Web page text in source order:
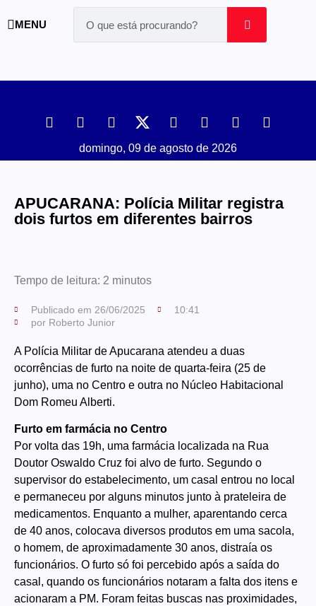
MENU
domingo, 09 de agosto de 2026
APUCARANA: Polícia Militar registra
dois furtos em diferentes bairros
Tempo de leitura: 2 minutos
Publicado em 26/06/2025
10:41
por Roberto Junior
A Polícia Militar de Apucarana atendeu a duas
ocorrências de furto na noite de quarta-feira (25 de
junho), uma no Centro e outra no Núcleo Habitacional
Dom Romeu Alberti.
Furto em farmácia no Centro
Por volta das 19h, uma farmácia localizada na Rua
Doutor Oswaldo Cruz foi alvo de furto. Segundo o
supervisor do estabelecimento, um casal entrou no local
e permaneceu por alguns minutos junto à prateleira de
medicamentos. Enquanto a mulher, aparentando cerca
de 40 anos, colocava diversos produtos em uma sacola,
o homem, de aproximadamente 30 anos, distraía os
funcionários. O furto só foi percebido após a saída do
casal, quando os funcionários notaram a falta dos itens e
acionaram a PM. Foram feitas buscas nas proximidades,